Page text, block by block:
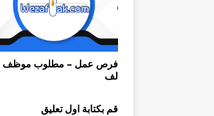
فرص عمل – مطلوب موظف
لف
قم بكتابة اول تعليق